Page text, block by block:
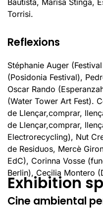
Bautista, Marisa Stinga,
Torrisi.
Reflexions
Stéphanie Auger
(Posidonia Festival),
Oscar Rando
(Water Tower Art Fest).
de Llençar,comprar,
de Llençar,comprar,
Electrorecycling), Nut
de Residuos, Mercè
EdC), Corinna Vosse
Berlin), Cecilia Montero
Cine ambiental
Exhibition